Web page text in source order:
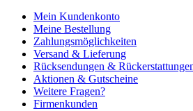
Mein Kundenkonto
Meine Bestellung
Zahlungsmöglichkeiten
Versand & Lieferung
Rücksendungen &
Aktionen & Gutscheine
Weitere Fragen?
Firmenkunden